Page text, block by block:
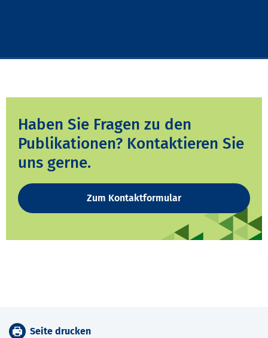
Haben Sie Fragen zu den
Publikationen? Kontaktieren Sie
uns gerne.
Zum Kontaktformular
Seite drucken